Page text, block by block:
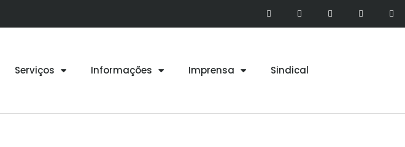
Serviços Informações Imprensa Sindical